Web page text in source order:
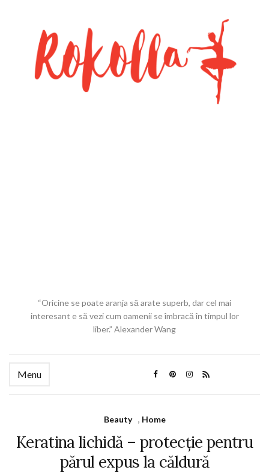
“Oricine se poate aranja să arate superb, dar cel mai
interesant e să vezi cum oamenii se îmbracă în timpul lor
liber.” Alexander Wang
Menu
Beauty , Home
Keratina lichidă – protecție pentru
părul expus la căldură